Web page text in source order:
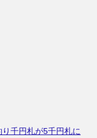
千円札が5千円札に